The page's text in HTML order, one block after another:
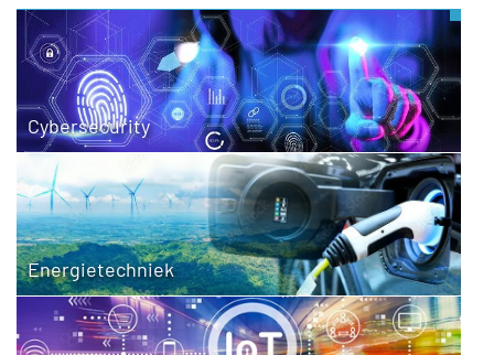
Cybersecurity
Energietechniek